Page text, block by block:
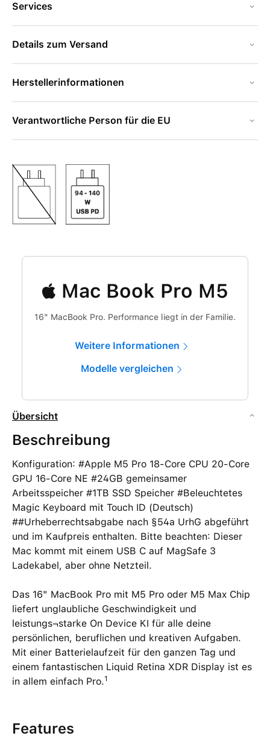
Services
Details zum Versand
Herstellerinformationen
Verantwortliche Person für die EU
Mac Book Pro M5
16" MacBook Pro. Performance liegt in der Familie.
Weitere Informationen
Modelle vergleichen
Übersicht
Beschreibung
Konfiguration: #Apple M5 Pro 18-Core CPU 20-Core
GPU 16-Core NE #24GB gemeinsamer
Arbeitsspeicher #1TB SSD Speicher #Beleuchtetes
Magic Keyboard mit Touch ID (Deutsch)
##Urheberrechtsabgabe nach §54a UrhG abgeführt
und im Kaufpreis enthalten. Bitte beachten: Dieser
Mac kommt mit einem USB C auf MagSafe 3
Ladekabel, aber ohne Netzteil.
Das 16" MacBook Pro mit M5 Pro oder M5 Max Chip
liefert unglaubliche Geschwindigkeit und
leistungs¬starke On Device KI für alle deine
persönlichen, beruflichen und kreativen Aufgaben.
Mit einer Batterielaufzeit für den ganzen Tag und
einem fantastischen Liquid Retina XDR Display ist es
in allem einfach Pro.1
Features